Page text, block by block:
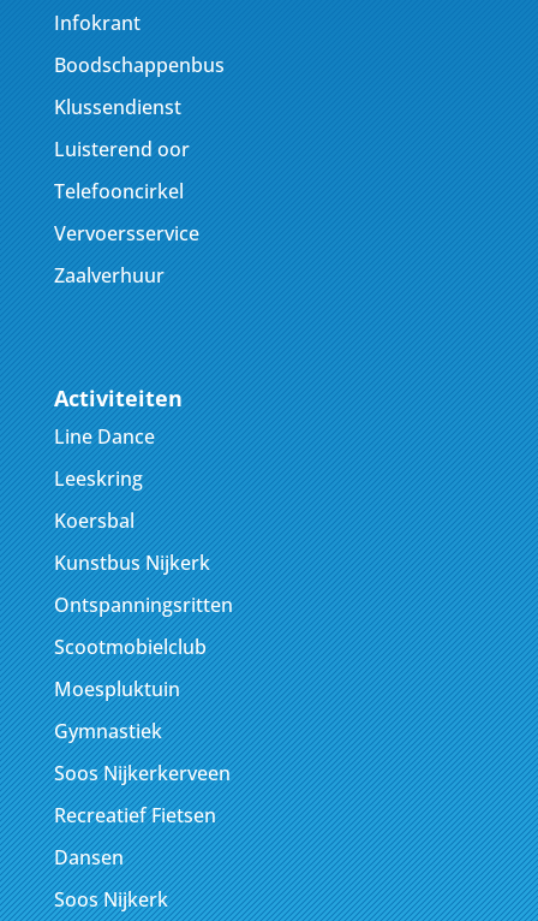
Infokrant
Boodschappenbus
Klussendienst
Luisterend oor
Telefooncirkel
Vervoersservice
Zaalverhuur
Activiteiten
Line Dance
Leeskring
Koersbal
Kunstbus Nijkerk
Ontspanningsritten
Scootmobielclub
Moespluktuin
Gymnastiek
Soos Nijkerkerveen
Recreatief Fietsen
Dansen
Soos Nijkerk